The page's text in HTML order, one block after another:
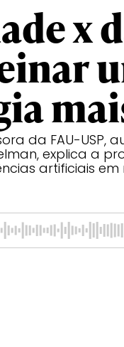
x
da FAU-USP,
explica a
artificiais